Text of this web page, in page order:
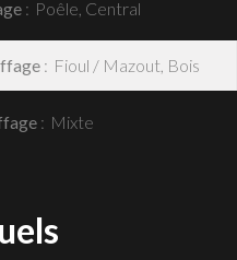
Poêle, Central
Fioul / Mazout, Bois
Mixte